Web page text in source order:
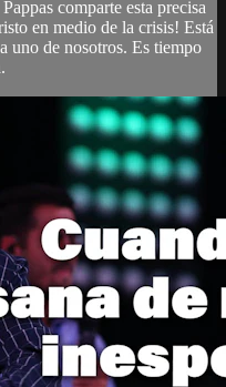
comparte esta precisa
en medio de la crisis! Está
uno de nosotros. Es tiempo